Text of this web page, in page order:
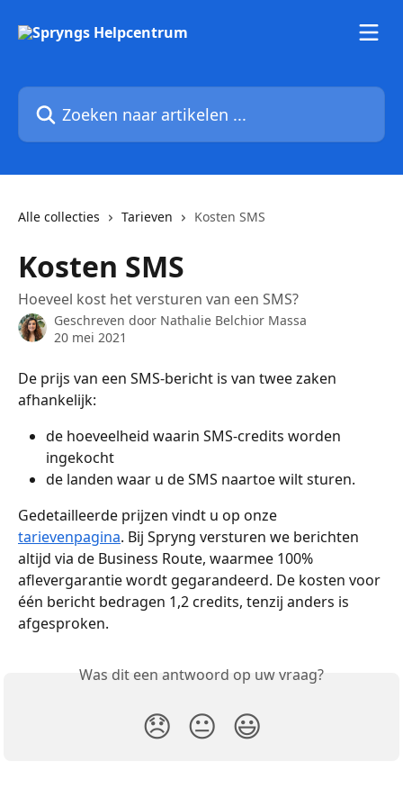
Zoeken naar artikelen ...
Alle collecties Tarieven Kosten SMS
Kosten SMS
Hoeveel kost het versturen van een SMS?
Geschreven door Nathalie Belchior Massa
20 mei 2021
De prijs van een SMS-bericht is van twee zaken
afhankelijk:
de hoeveelheid waarin SMS-credits worden
ingekocht
de landen waar u de SMS naartoe wilt sturen.
Gedetailleerde prijzen vindt u op onze
tarievenpagina. Bij Spryng versturen we berichten
altijd via de Business Route, waarmee 100%
aflevergarantie wordt gegarandeerd. De kosten voor
één bericht bedragen 1,2 credits, tenzij anders is
afgesproken.
Was dit een antwoord op uw vraag?
😞 😐 😃